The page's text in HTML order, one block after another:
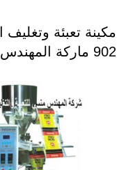
مكينة تعبئة
902 ماركة المهندس منسى